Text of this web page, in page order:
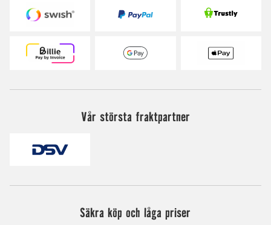
Vår största fraktpartner
Säkra köp och låga priser